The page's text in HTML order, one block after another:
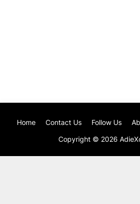
Copyright © 2026
Home Contact Us Follow Us